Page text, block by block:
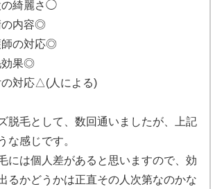
の綺麗さ◯
の内容◎
師の対応◎
効果◎
の対応△(人による)
脱毛として、数回通いましたが、上記
な感じです。
には個人差があると思いますので、効
るかどうかは正直その人次第なのかな